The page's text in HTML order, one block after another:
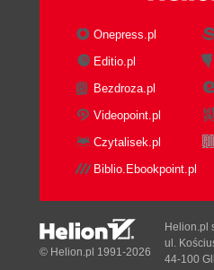
Onepress.pl
Editio.pl
Bezdroza.pl
Videopoint.pl
Czytalisek.pl
Biblio.Ebookpoint.pl
© Helion.pl 1991-2026
Helion.pl
ul.
44-100